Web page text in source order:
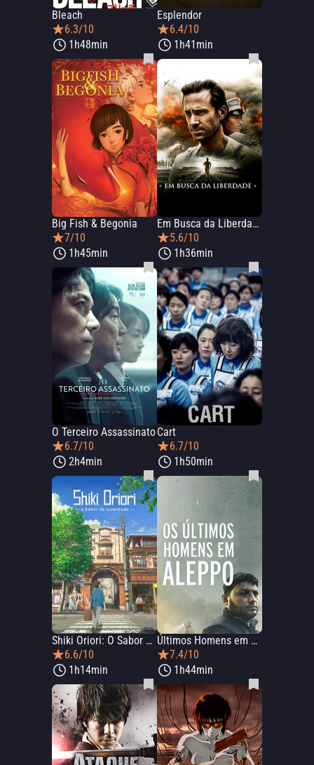
Bleach
6.3/10
1h48min
Esplendor
6.4/10
1h41min
Big Fish & Begonia
7/10
1h45min
Em Busca da Liberdade
5.6/10
1h36min
O Terceiro Assassinato
6.7/10
2h4min
Cart
6.7/10
1h50min
Shiki Oriori: O Sabor da Juventude
6.6/10
1h14min
Últimos Homens em Aleppo
7.4/10
1h44min